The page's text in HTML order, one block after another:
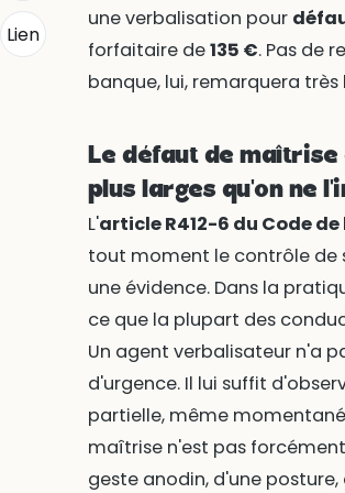
Lien
une verbalisation pour
forfaitaire de135 €. Pas de
banque, lui, remarquera très
Le défaut de
plus larges qu'on ne
L'article R412-6 du Code
tout moment le contrôle de
une évidence. Dans la
ce que la plupart des
Un agent verbalisateur n'a
d'urgence. Il lui suffit
partielle, même
maîtrise n'est pas
geste anodin, d'une